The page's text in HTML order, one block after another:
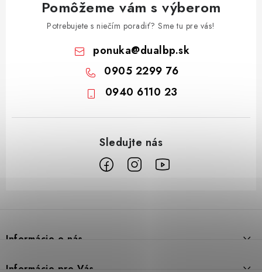
Pomôžeme vám s výberom
Potrebujete s niečím poradiť? Sme tu pre vás!
ponuka@dualbp.sk
0905 2299 76
0940 6110 23
pInformácie o nás
Prečo DUAL BP
Informácie pre Vás